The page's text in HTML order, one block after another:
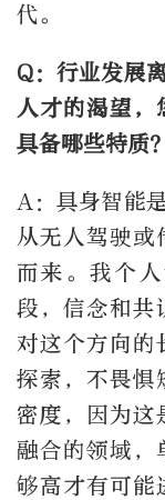
代。
Q：行业发展
人才的渴望，
具备哪些特质？
A：具身智能
从无人驾驶或
而来。我个
段，信念和共
对这个方向的
探索，不畏惧
密度，因为这
融合的领域，
够高才有可能